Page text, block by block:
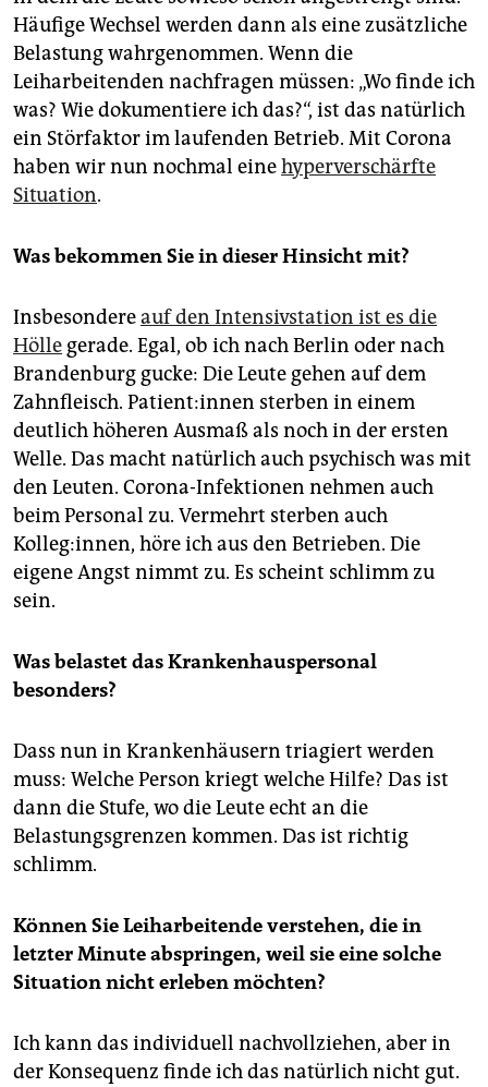
Häufige Wechsel werden dann als eine zusätzliche
Belastung wahrgenommen. Wenn die
Leiharbeitenden nachfragen müssen: „Wo finde ich
was? Wie dokumentiere ich das?“, ist das natürlich
ein Störfaktor im laufenden Betrieb. Mit Corona
haben wir nun nochmal einehyperverschärfte
Situation.
Was bekommen Sie in dieser Hinsicht mit?
Insbesondereauf den Intensivstation ist es die
Hölle gerade. Egal, ob ich nach Berlin oder nach
Brandenburg gucke: Die Leute gehen auf dem
Zahnfleisch. Patient:innen sterben in einem
deutlich höheren Ausmaß als noch in der ersten
Welle. Das macht natürlich auch psychisch was mit
den Leuten. Corona-Infektionen nehmen auch
beim Personal zu. Vermehrt sterben auch
Kolleg:innen, höre ich aus den Betrieben. Die
eigene Angst nimmt zu. Es scheint schlimm zu
sein.
Was belastet das Krankenhauspersonal
besonders?
Dass nun in Krankenhäusern triagiert werden
muss: Welche Person kriegt welche Hilfe? Das ist
dann die Stufe, wo die Leute echt an die
Belastungsgrenzen kommen. Das ist richtig
schlimm.
Können Sie Leiharbeitende verstehen, die in
letzter Minute abspringen, weil sie eine solche
Situation nicht erleben möchten?
Ich kann das individuell nachvollziehen, aber in
der Konsequenz finde ich das natürlich nicht gut.